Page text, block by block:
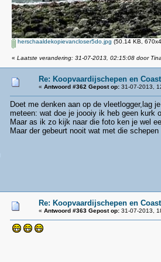
herschaaldekopievancloser5do.jpg (50.14 KB,
« Laatste verandering: 31-07-2013, 02:15:08 door
Re: Koopvaardijschepen en
« Antwoord #362 Gepost op: 31-07-2013,
Doet me denken aan op de vleetlogger,lag
meteen: wat doe je joooiy ik heb geen kurk
Maar as ik zo kijk naar die foto ken je wel
Maar der gebeurt nooit wat met die
Re: Koopvaardijschepen en
« Antwoord #363 Gepost op: 31-07-2013,